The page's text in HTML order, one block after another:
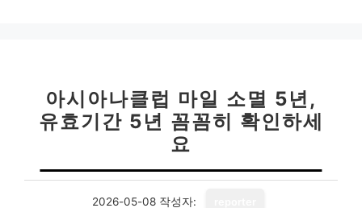
아시아나클럽 마일 소멸 5년,
유효기간 5년 꼼꼼히 확인하세
요
2026-05-08 작성자: